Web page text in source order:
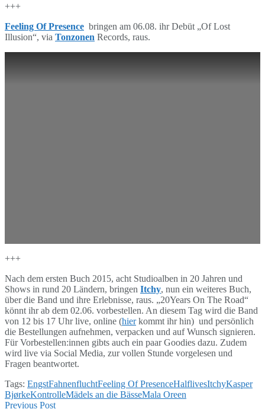
+++
Feeling Of Presence bringen am 06.08. ihr Debüt „Of Lost
Illusion“, via Tonzonen Records, raus.
+++
Nach dem ersten Buch 2015, acht Studioalben in 20 Jahren und
Shows in rund 20 Ländern, bringen Itchy, nun ein weiteres Buch,
über die Band und ihre Erlebnisse, raus. „20Years On The Road“
könnt ihr ab dem 02.06. vorbestellen. An diesem Tag wird die Band
von 12 bis 17 Uhr live, online (hierkommt ihr hin) und persönlich
die Bestellungen aufnehmen, verpacken und auf Wunsch signieren.
Für Vorbestellen:innen gibts auch ein paar Goodies dazu. Zudem
wird live via Social Media, zur vollen Stunde vorgelesen und
Fragen beantwortet.
Tags: EngstFahnenfluchtFeeling Of PresenceHalflivesItchyKasper
BjørkeKontrolleMädels an die BässeMala Oreen
Previous Post